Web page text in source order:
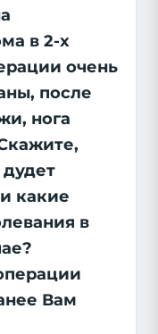
в 2-х
очень
после
нога
какие
в
Вам